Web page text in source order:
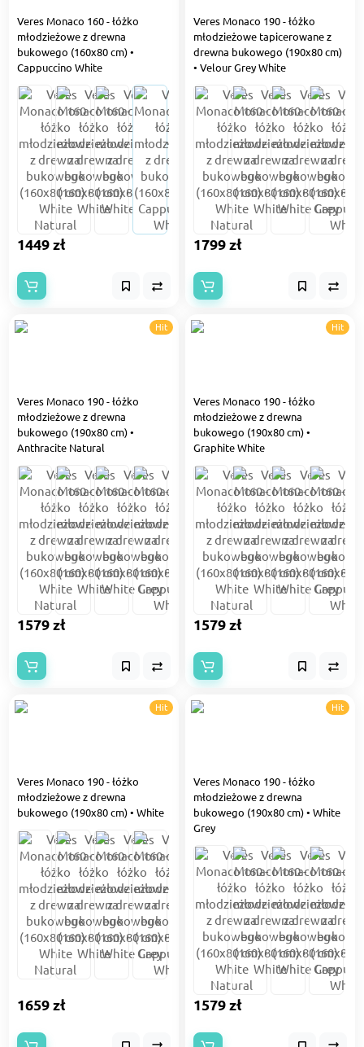
Veres Monaco 160 - łóżko
młodzieżowe z drewna
bukowego (160x80 cm) •
Сappuccino White
1449 zł
Veres Monaco 190 - łóżko
młodzieżowe tapicerowane z
drewna bukowego (190x80 cm)
• Velour Grey White
1799 zł
Hit
Veres Monaco 190 - łóżko
młodzieżowe z drewna
bukowego (190x80 cm) •
Anthracite Natural
1579 zł
Hit
Veres Monaco 190 - łóżko
młodzieżowe z drewna
bukowego (190x80 cm) •
Graphite White
1579 zł
Hit
Veres Monaco 190 - łóżko
młodzieżowe z drewna
bukowego (190x80 cm) • White
1659 zł
Hit
Veres Monaco 190 - łóżko
młodzieżowe z drewna
bukowego (190x80 cm) • White
Grey
1579 zł